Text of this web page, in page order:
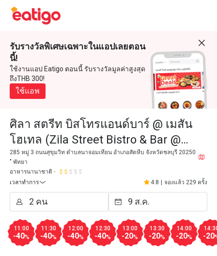
รับรางวัลพิเศษเฉพาะในแอปเลยตอน
นี้!
ใช้งานแอป Eatigo ตอนนี้ รับรางวัลมูลค่าสูงสุด
ถึงTHB 300!
ใช้แอพ
ศิลา สตรีท บิสโทรแอนด์บาร์ @ เมสัน
โฮเทล (Zila Street Bistro & Bar @
Mason Hotel)
285 หมู่ 3 ถนนสุขุมวิท ตำบลนาจอมเทียน อำเภอสัตหีบ จังหวัดชลบุรี 20250
" พัทยา
อาหารนานาชาติ
เวลาทำการ
4.8 จองแล้ว 229 ครั้ง
11:00
-40%
11:30
-40%
12:00
-40%
12:30
-40%
13:00
-20%
13:30
-20%
14:00
-20% -20